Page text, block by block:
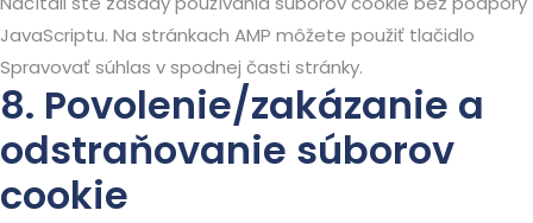
JavaScriptu. Na stránkach AMP môžete použiť tlačidlo
Spravovať súhlas v spodnej časti stránky.
8. Povolenie/zakázanie a
odstraňovanie súborov
cookie